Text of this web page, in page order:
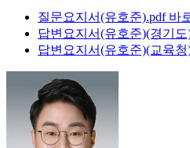
질문요지서(유호준).pdf 바
답변요지서(유호준)(경기도
답변요지서(유호준)(교육청